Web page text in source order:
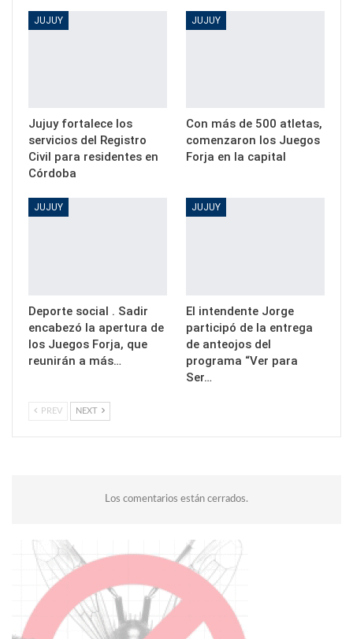
JUJUY
Jujuy fortalece los
servicios del Registro
Civil para residentes en
Córdoba
JUJUY
Con más de 500 atletas,
comenzaron los Juegos
Forja en la capital
JUJUY
Deporte social . Sadir
encabezó la apertura de
los Juegos Forja, que
reunirán a más…
JUJUY
El intendente Jorge
participó de la entrega
de anteojos del
programa “Ver para
Ser…
PREV NEXT
Los comentarios están cerrados.